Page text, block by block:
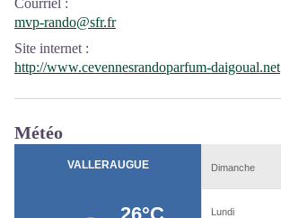
mvp-rando@sfr.fr
Site internet :
http://www.cevennesrandoparfum-daigoual.net
Météo